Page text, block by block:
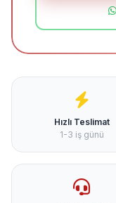
Hızlı Teslimat
1-3 iş günü